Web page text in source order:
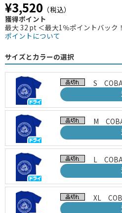
¥3,520 （税込）
獲得ポイント
最大 32 pt ＜最大1％ポイントバック
ポイントについて
サイズとカラーの選択
S
M
L
XL